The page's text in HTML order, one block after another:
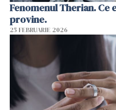
Fenomenul Therian. Ce
provine.
25 FEBRUARIE 2026